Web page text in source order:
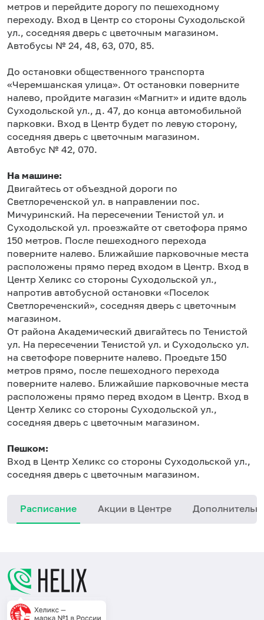
метров и перейдите дорогу по пешеходному
переходу. Вход в Центр со стороны Суходольской
ул., соседняя дверь с цветочным магазином.
Автобусы № 24, 48, 63, 070, 85.
До остановки общественного транспорта
«Черемшанская улица». От остановки поверните
налево, пройдите магазин «Магнит» и идите вдоль
Суходольской ул., д. 47, до конца автомобильной
парковки. Вход в Центр будет по левую сторону,
соседняя дверь с цветочным магазином.
Автобус № 42, 070.
На машине:
Двигайтесь от объездной дороги по
Светлореченской ул. в направлении пос.
Мичуринский. На пересечении Тенистой ул. и
Суходольской ул. проезжайте от светофора прямо
150 метров. После пешеходного перехода
поверните налево. Ближайшие парковочные места
расположены прямо перед входом в Центр. Вход в
Центр Хеликс со стороны Суходольской ул.,
напротив автобусной остановки «Поселок
Светлореченский», соседняя дверь с цветочным
магазином.
От района Академический двигайтесь по Тенистой
ул. На пересечении Тенистой ул. и Суходольско ул.
на светофоре поверните налево. Проедьте 150
метров прямо, после пешеходного перехода
поверните налево. Ближайшие парковочные места
расположены прямо перед входом в Центр. Вход в
Центр Хеликс со стороны Суходольской ул.,
соседняя дверь с цветочным магазином.
Пешком:
Вход в Центр Хеликс со стороны Суходольской ул.,
соседняя дверь с цветочным магазином.
Расписание Акции в Центре